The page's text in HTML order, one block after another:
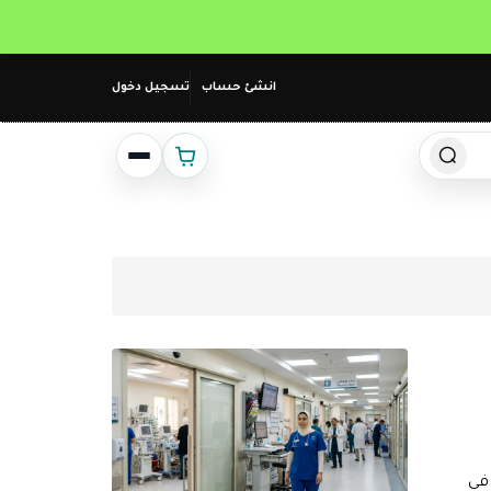
انشئ حساب تسجيل دخول
في